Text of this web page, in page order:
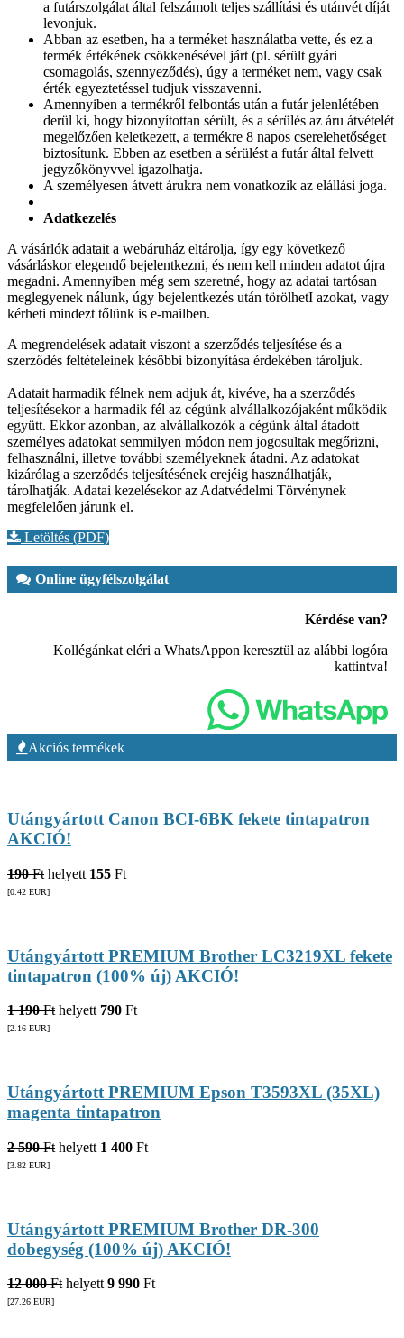
a futárszolgálat által felszámolt teljes szállítási és utánvét díját
levonjuk.
Abban az esetben, ha a terméket használatba vette, és ez a
termék értékének csökkenésével járt (pl. sérült gyári
csomagolás, szennyeződés), úgy a terméket nem, vagy csak
érték egyeztetéssel tudjuk visszavenni.
Amennyiben a termékről felbontás után a futár jelenlétében
derül ki, hogy bizonyítottan sérült, és a sérülés az áru átvételét
megelőzően keletkezett, a termékre 8 napos cserelehetőséget
biztosítunk. Ebben az esetben a sérülést a futár által felvett
jegyzőkönyvvel igazolhatja.
A személyesen átvett árukra nem vonatkozik az elállási joga.
Adatkezelés
A vásárlók adatait a webáruház eltárolja, így egy következő
vásárláskor elegendő bejelentkezni, és nem kell minden adatot újra
megadni. Amennyiben még sem szeretné, hogy az adatai tartósan
meglegyenek nálunk, úgy bejelentkezés után törölhetI azokat, vagy
kérheti mindezt tőlünk is e-mailben.
A megrendelések adatait viszont a szerződés teljesítése és a
szerződés feltételeinek későbbi bizonyítása érdekében tároljuk.
Adatait harmadik félnek nem adjuk át, kivéve, ha a szerződés
teljesítésekor a harmadik fél az cégünk alvállalkozójaként működik
együtt. Ekkor azonban, az alvállalkozók a cégünk által átadott
személyes adatokat semmilyen módon nem jogosultak megőrizni,
felhasználni, illetve további személyeknek átadni. Az adatokat
kizárólag a szerződés teljesítésének erejéig használhatják,
tárolhatják. Adatai kezelésekor az Adatvédelmi Törvénynek
megfelelően járunk el.
Letöltés (PDF)
Online ügyfélszolgálat
Kérdése van?
Kollégánkat eléri a WhatsAppon keresztül az alábbi logóra
kattintva!
Akciós termékek
Utángyártott Canon BCI-6BK fekete tintapatron
AKCIÓ!
190 Ft helyett 155 Ft
[0.42 EUR]
Utángyártott PREMIUM Brother LC3219XL fekete
tintapatron (100% új) AKCIÓ!
1 190 Ft helyett 790 Ft
[2.16 EUR]
Utángyártott PREMIUM Epson T3593XL (35XL)
magenta tintapatron
2 590 Ft helyett 1 400 Ft
[3.82 EUR]
Utángyártott PREMIUM Brother DR-300
dobegység (100% új) AKCIÓ!
12 000 Ft helyett 9 990 Ft
[27.26 EUR]